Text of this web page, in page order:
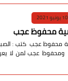
10 يونيو 2021
محفوظ عجب
محفوظ عجب كتب :
عجب لمن لا